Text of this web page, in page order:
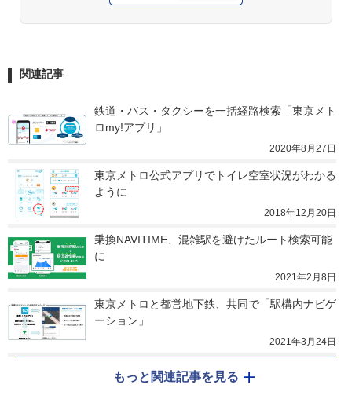
関連記事
鉄道・バス・タクシーを一括経路検索「東京メト
ロmy!アプリ」
2020年8月27日
東京メトロ公式アプリでトイレ空室状況がわかる
ように
2018年12月20日
乗換NAVITIME、混雑駅を避けたルート検索可能
に
2021年2月8日
東京メトロと都営地下鉄、共同で「駅構内ナビゲ
ーション」
2021年3月24日
もっと関連記事を見る